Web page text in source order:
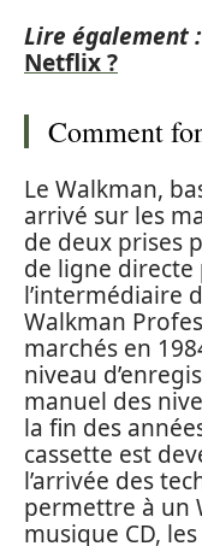
Lire également :
Netflix ?
Comment
Le Walkman,
arrivé sur les
de deux prises
de ligne
l’intermédiaire
Walkman
marchés en
niveau
manuel des
la fin des
cassette est
l’arrivée des
permettre à un
musique CD,